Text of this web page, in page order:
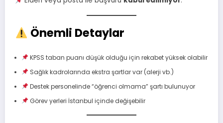
Önemli Detaylar
KPSS taban puanı düşük olduğu için rekabet yüksek olabilir
Sağlık kadrolarında ekstra şartlar var (alerji vb.)
Destek personelinde “öğrenci olmama” şartı bulunuyor
Görev yerleri İstanbul içinde değişebilir